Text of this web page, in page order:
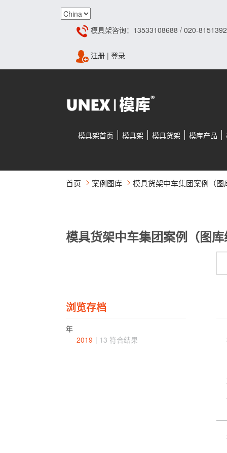
模具架咨询：13533108688 / 020-
注册 | 登录
模具架首页 模具架 模具货架 模库产品
首页 案例图库 模具货架中车集团案例（
模具货架中车集团案例（图
浏览存档
年
2019 | 13 符合结果